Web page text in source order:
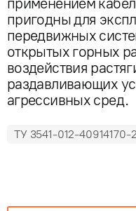
пригодны для
передвижных
открытых горных
воздействия
раздавливающих
агрессивных сред.
ТУ 3541-012-40914170-